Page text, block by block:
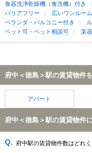
食器洗浄乾燥機（食洗機）付き
バリアフリー
広いワンルーム
ベランダ・バルコニー付き
ペット可・ペット相談可
楽
府中＜徳島＞駅の賃貸物件
アパート
府中＜徳島＞駅の賃貸物件
府中駅の賃貸物件数はどれ